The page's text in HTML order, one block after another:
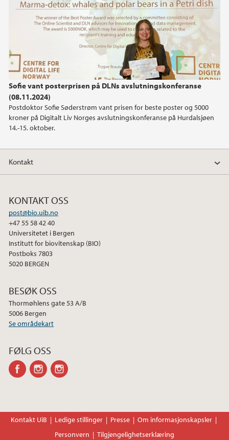
Sofie vant posterprisen på DLNs avslutningskonferanse
(08.11.2024)
Postdoktor Sofie Søderstrøm vant prisen for beste poster og 5000
kroner på Digitalt Liv Norges avslutningskonferanse på Hurdalsjøen
14.-15. oktober.
2018
2017
2016
2014
2013
Kontakt
KONTAKT OSS
post@bio.uib.no
+47 55 58 42 40
Universitetet i Bergen
Institutt for biovitenskap (BIO)
Postboks 7803
5020 BERGEN
BESØK OSS
Thormøhlens gate 53 A/B
5006 Bergen
Se områdekart
FØLG OSS
facebookinstagram
Kontakt UiB Ledige stillinger Presse
Om informasjonskapsler
Personvern
Tilgjengelighetserklæring